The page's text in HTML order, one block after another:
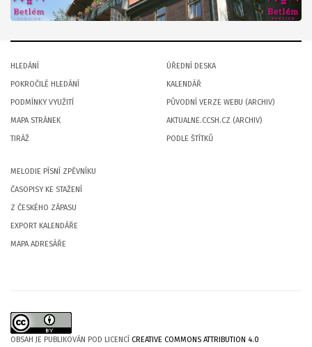
HLEDÁNÍ
POKROČILÉ HLEDÁNÍ
PODMÍNKY VYUŽITÍ
MAPA STRÁNEK
TIRÁŽ
ÚŘEDNÍ DESKA
KALENDÁŘ
PŮVODNÍ VERZE WEBU (ARCHIV)
AKTUALNE.CCSH.CZ (ARCHIV)
PODLE ŠTÍTKŮ
MELODIE PÍSNÍ ZPĚVNÍKU
ČASOPISY KE STAŽENÍ
Z ČESKÉHO ZÁPASU
EXPORT KALENDÁŘE
MAPA ADRESÁŘE
OBSAH JE PUBLIKOVÁN POD LICENCÍ CREATIVE COMMONS ATTRIBUTION 4.0